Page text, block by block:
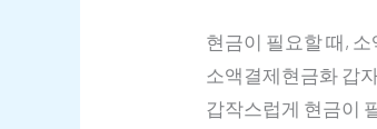
현금이 필요할 때,
소액결제현금화 갑
갑작스럽게 현금이